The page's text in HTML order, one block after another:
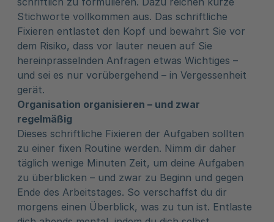
Stichworte vollkommen aus. Das schriftliche
Fixieren entlastet den Kopf und bewahrt Sie vor
dem Risiko, dass vor lauter neuen auf Sie
hereinprasselnden Anfragen etwas Wichtiges –
und sei es nur vorübergehend – in Vergessenheit
gerät.
Organisation organisieren – und zwar
regelmäßig
Dieses schriftliche Fixieren der Aufgaben sollten
zu einer fixen Routine werden. Nimm dir daher
täglich wenige Minuten Zeit, um deine Aufgaben
zu überblicken – und zwar zu Beginn und gegen
Ende des Arbeitstages. So verschaffst du dir
morgens einen Überblick, was zu tun ist. Entlaste